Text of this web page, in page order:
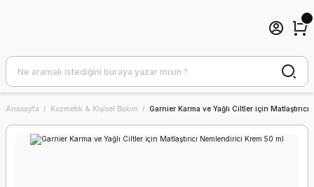
Anasayfa Kozmetik & Kişisel Bakım Garnier Karma ve Yağlı Ciltler için